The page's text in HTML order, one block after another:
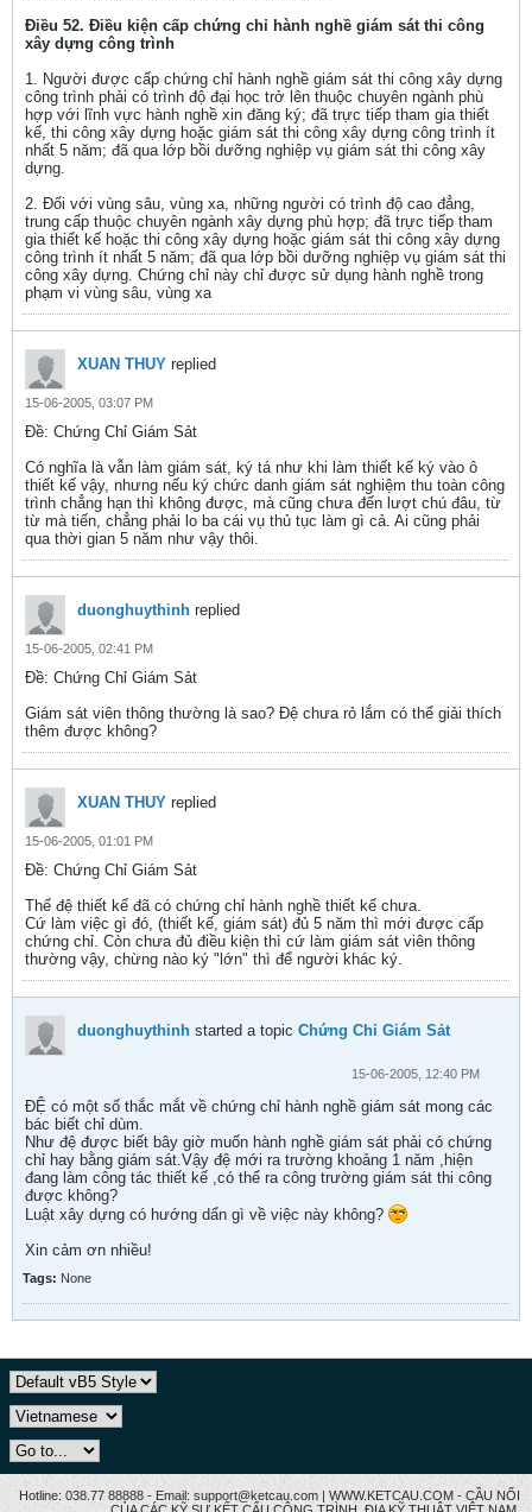
Điều 52. Điều kiện cấp chứng chỉ hành nghề giám sát thi công
xây dựng công trình
1. Người được cấp chứng chỉ hành nghề giám sát thi công xây dựng
công trình phải có trình độ đại học trở lên thuộc chuyên ngành phù
hợp với lĩnh vực hành nghề xin đăng ký; đã trực tiếp tham gia thiết
kế, thi công xây dựng hoặc giám sát thi công xây dựng công trình ít
nhất 5 năm; đã qua lớp bồi dưỡng nghiệp vụ giám sát thi công xây
dựng.
2. Đối với vùng sâu, vùng xa, những người có trình độ cao đẳng,
trung cấp thuộc chuyên ngành xây dựng phù hợp; đã trực tiếp tham
gia thiết kế hoặc thi công xây dựng hoặc giám sát thi công xây dựng
công trình ít nhất 5 năm; đã qua lớp bồi dưỡng nghiệp vụ giám sát thi
công xây dựng. Chứng chỉ này chỉ được sử dụng hành nghề trong
phạm vi vùng sâu, vùng xa
XUAN THUY replied
15-06-2005, 03:07 PM
Ðề: Chứng Chỉ Giám Sảt
Có nghĩa là vẫn làm giám sát, ký tá như khi làm thiết kế ký vào ô
thiết kế vậy, nhưng nếu ký chức danh giám sát nghiệm thu toàn công
trình chẳng hạn thì không được, mà cũng chưa đến lượt chú đâu, từ
từ mà tiến, chẳng phải lo ba cái vụ thủ tục làm gì cả. Ai cũng phải
qua thời gian 5 năm như vậy thôi.
duonghuythinh replied
15-06-2005, 02:41 PM
Ðề: Chứng Chỉ Giám Sảt
Giám sát viên thông thường là sao? Đệ chưa rỏ lắm có thể giải thích
thêm được không?
XUAN THUY replied
15-06-2005, 01:01 PM
Ðề: Chứng Chỉ Giám Sảt
Thế đệ thiết kế đã có chứng chỉ hành nghề thiết kế chưa.
Cứ làm việc gì đó, (thiết kế, giám sát) đủ 5 năm thì mới được cấp
chứng chỉ. Còn chưa đủ điều kiện thì cứ làm giám sát viên thông
thường vậy, chừng nào ký "lớn" thì để người khác ký.
duonghuythinh started a topic Chứng Chỉ Giám Sảt
15-06-2005, 12:40 PM
ĐỆ có một số thắc mắt về chứng chỉ hành nghề giám sát mong các
bác biết chỉ dùm.
Như đệ được biết bây giờ muốn hành nghề giám sát phải có chứng
chỉ hay bằng giám sát.Vậy đệ mới ra trường khoảng 1 năm ,hiện
đang làm công tác thiết kế ,có thể ra công trường giám sát thi công
được không?
Luật xây dựng có hướng dẩn gì về việc này không?
Xin cảm ơn nhiều!
Tags: None
Hotline: 038.77 88888 - Email: support@ketcau.com | WWW.KETCAU.COM - CẦU NỐI